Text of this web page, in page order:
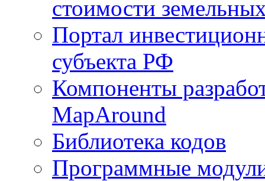
стоимости
Портал
субъекта РФ
Компоненты
MapAround
Библиотека кодов
Программные